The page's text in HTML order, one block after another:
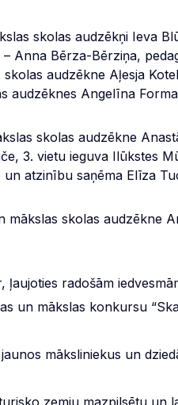
skolas audzēkņi Ieva
Anna Bērza-Bērziņa,
audzēkne Aļesja
audzēknes Angelīna
skolas audzēkne
3. vietu ieguva Ilūkstes
atzinību saņēma Elīza
skolas audzēkne
radošām
un mākslas konkursu
māksliniekus un
zemju mazpilsētu un